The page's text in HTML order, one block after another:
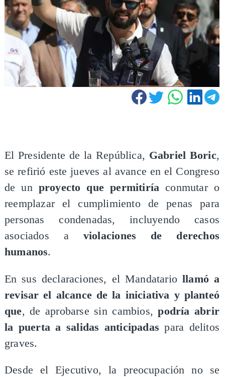
El Presidente de la República, Gabriel Boric,
se refirió este jueves al avance en el Congreso
de un proyecto que permitiría conmutar o
reemplazar el cumplimiento de penas para
personas condenadas, incluyendo casos
asociados a violaciones de derechos
humanos.
En sus declaraciones, el Mandatario llamó a
revisar el alcance de la iniciativa y planteó
que, de aprobarse sin cambios,podría abrir
la puerta a salidas anticipadas para delitos
graves.
Desde el Ejecutivo, la preocupación no se